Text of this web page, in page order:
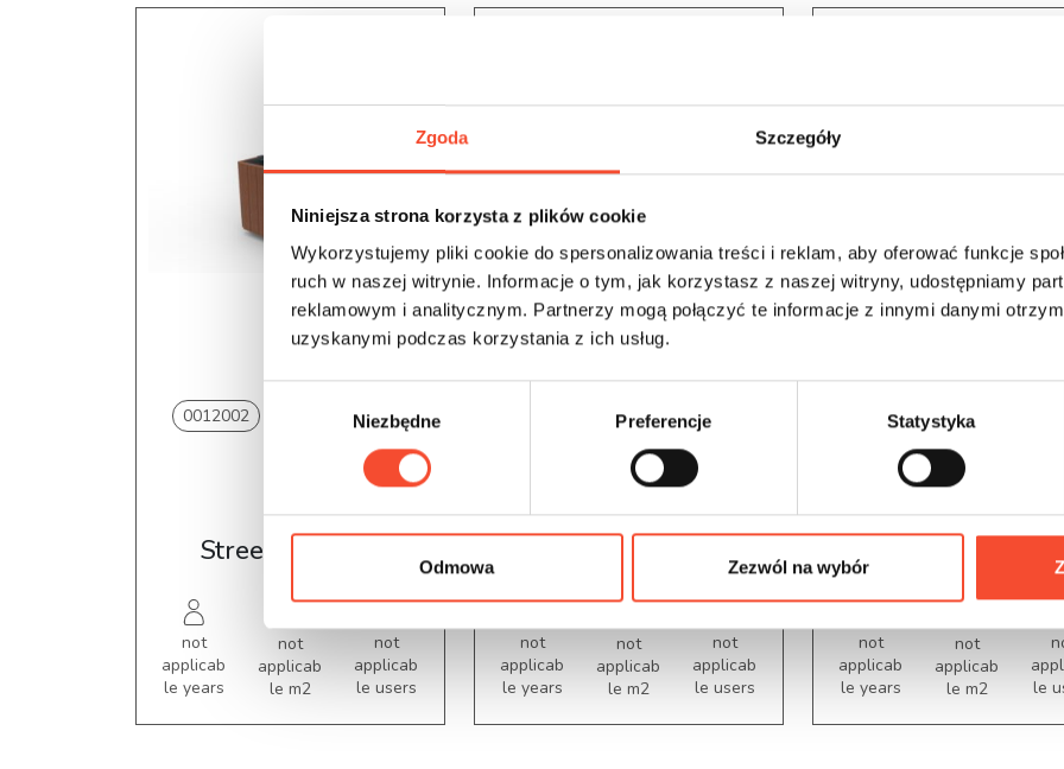
Zgoda Szczegóły
Niniejsza strona korzysta z plików cookie
Wykorzystujemy pliki cookie do spersonalizowania treści i reklam, aby oferować funkcje
ruch w naszej witrynie. Informacje o tym, jak korzystasz z naszej witryny, udostępniamy
reklamowym i analitycznym. Partnerzy mogą połączyć te informacje z innymi danymi
uzyskanymi podczas korzystania z ich usług.
d
Niezbędne Preferencje Statystyka
Odmowa Zezwól na wybór
0012002 GARBAGE BINS
Street trashcan
not
applicab
le years
not
applicab
le m2
not
applicab
le users
GARBAGE BINS
Bend waste basket –
not
applicab
le years
not
applicab
le m2
not
applicab
le users
0012001 GARBAGE BINS
Scandi wastebasket
not
applicab
le years
not
applicab
le m2
le